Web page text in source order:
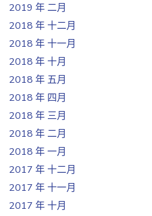
2019 年 二月
2018 年 十二月
2018 年 十一月
2018 年 十月
2018 年 五月
2018 年 四月
2018 年 三月
2018 年 二月
2018 年 一月
2017 年 十二月
2017 年 十一月
2017 年 十月